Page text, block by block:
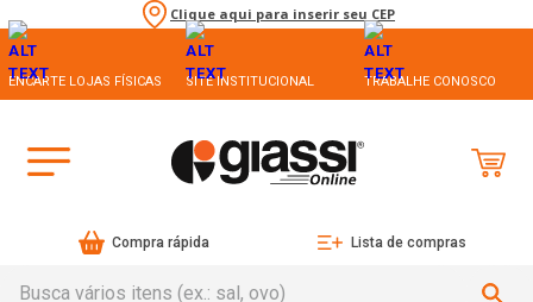
Clique aqui para inserir seu CEP
ENCARTE LOJAS FÍSICAS SITE INSTITUCIONAL TRABALHE CONOSCO
Compra rápida Lista de compras